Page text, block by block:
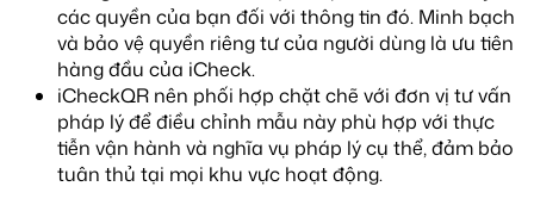
các quyền của bạn đối với thông tin đó. Minh bạch
và bảo vệ quyền riêng tư của người dùng là ưu tiên
hàng đầu của iCheck.
iCheckQR nên phối hợp chặt chẽ với đơn vị tư vấn
pháp lý để điều chỉnh mẫu này phù hợp với thực
tiễn vận hành và nghĩa vụ pháp lý cụ thể, đảm bảo
tuân thủ tại mọi khu vực hoạt động.